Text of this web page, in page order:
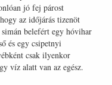
jó fej párost
az időjárás tizenöt
belefért egy hóvihar
és egy csipetnyi
csak ilyenkor
víz alatt van az egész.